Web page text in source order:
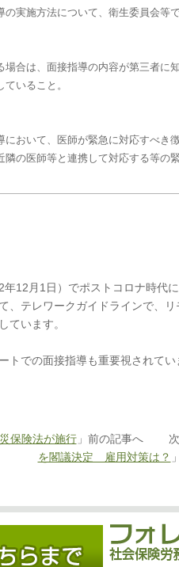
実施方法について、衛生委員会等
合は、面接指導の内容が第三者に
いること。
おいて、医師が緊急に対応すべき
の医師等と連携して対応する等の
12月1日）でポストコロナ時代
、テレワークガイドラインで、
ています。
トでの面接指導も重要視されてい
保険法が施行」前の記事へ 次
を閣議決定 雇用対策は？